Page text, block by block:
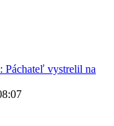
Páchateľ vystrelil na